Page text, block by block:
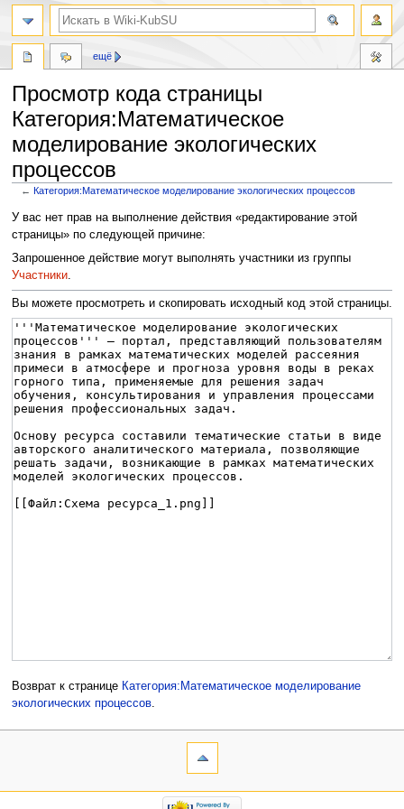
Просмотр кода страницы
Категория:Матемaтическое
моделирование экологических
процессов
← Категория:Матемaтическое моделирование экологических процессов
Перейти
к
навигации
Перейти
к
поиску
У вас нет прав на выполнение действия «редактирование этой
страницы» по следующей причине:
Запрошенное действие могут выполнять участники из группы
Участники.
Вы можете просмотреть и скопировать исходный код этой страницы.
Возврат к странице Категория:Матемaтическое моделирование
экологических процессов.
ещё